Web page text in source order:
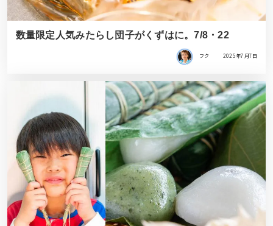
数量限定人気みたらし団子がくずはに。7/8・22
フク 2025年7月7日